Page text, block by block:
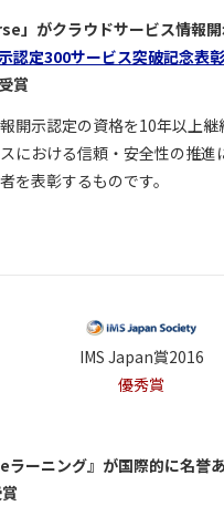
」がクラウドサービス情報
認定300サービス突破記念表彰
賞
開示認定の資格を10年以上継
における信頼・安全性の推進
を表彰するものです。
IMS Japan賞2016
優秀賞
eラーニング』が国際的に名誉